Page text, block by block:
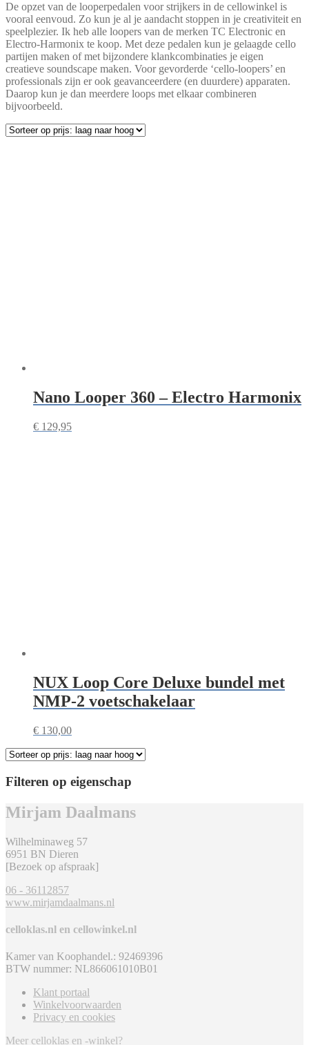
De opzet van de looperpedalen voor strijkers in de cellowinkel is
vooral eenvoud. Zo kun je al je aandacht stoppen in je creativiteit en
speelplezier. Ik heb alle loopers van de merken TC Electronic en
Electro-Harmonix te koop. Met deze pedalen kun je gelaagde cello
partijen maken of met bijzondere klankcombinaties je eigen
creatieve soundscape maken. Voor gevorderde ‘cello-loopers’ en
professionals zijn er ook geavanceerdere (en duurdere) apparaten.
Daarop kun je dan meerdere loops met elkaar combineren
bijvoorbeeld.
Nano Looper 360 – Electro Harmonix
€ 129,95
NUX Loop Core Deluxe bundel met
NMP-2 voetschakelaar
€ 130,00
Filteren op eigenschap
Mirjam Daalmans
Wilhelminaweg 57
6951 BN Dieren
[Bezoek op afspraak]
06 - 36112857
www.mirjamdaalmans.nl
celloklas.nl en cellowinkel.nl
Kamer van Koophandel.: 92469396
BTW nummer: NL866061010B01
Klant portaal
Winkelvoorwaarden
Privacy en cookies
Meer celloklas en -winkel?